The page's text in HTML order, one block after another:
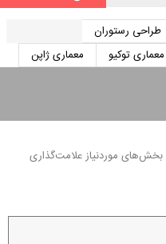
طراحی رستوران
معماری توکیو معماری ژاپن
بخش‌های موردنیاز علامت‌گذاری